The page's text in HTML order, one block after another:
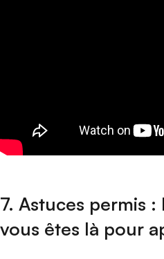
7. Astuces permis
vous êtes là pour